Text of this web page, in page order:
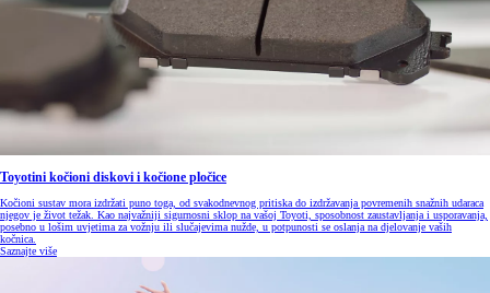
Toyotini kočioni diskovi i kočione pločice
Kočioni sustav mora izdržati puno toga, od svakodnevnog pritiska do izdržavanja povremenih snažnih udaraca
njegov je život težak. Kao najvažniji sigurnosni sklop na vašoj Toyoti, sposobnost zaustavljanja i usporavanja,
posebno u lošim uvjetima za vožnju ili slučajevima nužde, u potpunosti se oslanja na djelovanje vaših
kočnica.
Saznajte više